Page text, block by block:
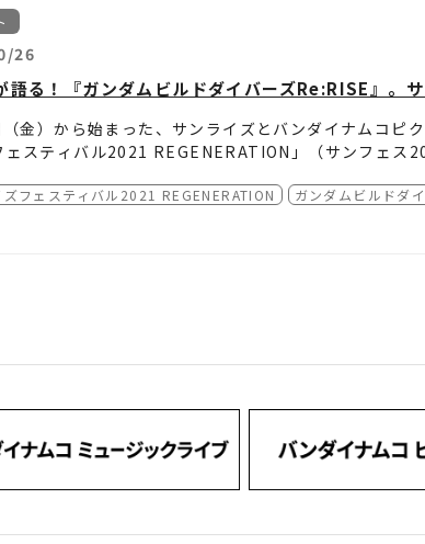
から作り直していくと新作ばかりになってしまうので
いか』と言われて『－再会－』は龍神丸視点の新作カ
配信版の9話のラストシーンに関しては、コンテを
お話ししたときに『ラストは戦部ワタルと虎王で締め
いろ模索しながら形になったのが今作だと思います。
ドでの新しいキャラクターたちの会話や何か物語など
て入れてもらったというところがあります」
▲サンライズ制作担当：池谷浩
の特別編集版での制作や構成における貴重な話が語ら
ベントの半ばで告知コーナーに移ると、なんと今イ
会－』のBlu-ray発売と、 2022年1月7日（金）からの
魔神英雄伝ワタル 七魂の龍神丸 －再会－』特設サイト
志那監督と池谷プロデューサー から、
月11日（木）
月12日（金）
月13日（土）
月14日（日）おんがく!!～ルネッサンス！主題歌シャ
月15日（月）ブレンパワード
月16日（火） 『新世紀GPXサイバーフォーミュラ』
月17日（水）ヘボット！
26
語る！『ガンダムビルドダイバーズRe:RISE』。
金）から始まった、サンライズとバンダイナムコピ
ェスティバル2021 REGENERATION」（サンフェス
刻限のゼルトザーム」
▲綿田慎也監督
フェスティバル2021 REGENERATION ガンダムビルドダ